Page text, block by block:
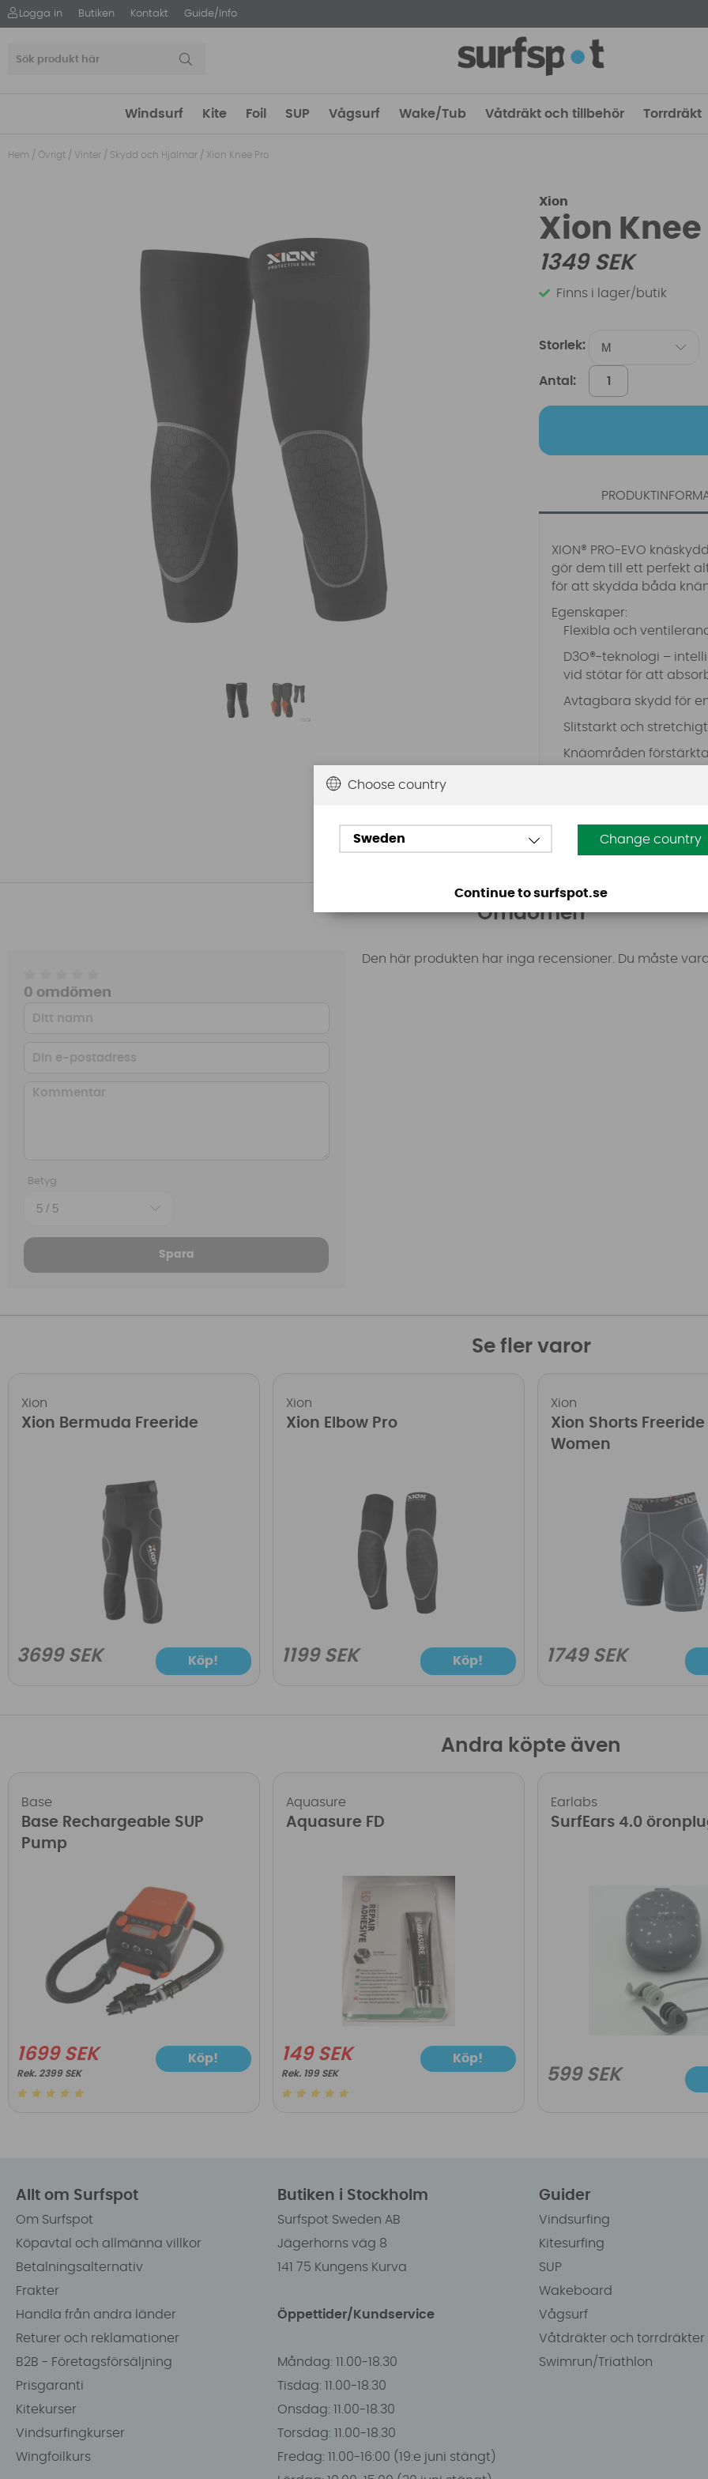
Logga in Butiken Kontakt Guide/Info
Windsurf Kite Foil SUP Vågsurf Wake/Tub Våtdräkt och tillbehör Torrdräkt
Hem / Övrigt / Vinter / Skydd och Hjälmar / Xion Knee Pro
Xion
Xion
1349SEK
Finns i lager/butik
Storlek:
Antal:
XION® PRO-EVO
gör dem till ett perfekt
för att skydda båda
Egenskaper:
Flexibla och
D3O®-teknologi –
vid stötar för att
Avtagbara skydd för
Slitstarkt och
Knäområden
Se Storleksguide
Omdömen
0 omdömen
Betyg
Spara
Den här produkten har inga recensioner. Du måste
Se fler varor
Xion
Xion Bermuda Freeride
3699 SEK Köp!
Xion
Xion Elbow Pro
1199 SEK Köp!
Xion
Xion Shorts Freeride
Women
1749 SEK
Andra köpte även
Base
Base Rechargeable SUP
Pump
1699 SEK
2399 SEK
Köp!
Aquasure
Aquasure FD
149 SEK
199 SEK
Köp!
Earlabs
SurfEars 4.0
599 SEK
Allt om Surfspot
Om Surfspot
Köpavtal och allmänna villkor
Betalningsalternativ
Frakter
Handla från andra länder
Returer och reklamationer
B2B - Företagsförsäljning
Prisgaranti
Kitekurser
Vindsurfingkurser
Wingfoilkurs
Butiken i Stockholm
Surfspot Sweden AB
Jägerhorns väg 8
141 75 Kungens Kurva
Öppettider/Kundservice
Måndag: 11.00-18.30
Tisdag: 11.00-18.30
Onsdag: 11.00-18.30
Torsdag: 11.00-18.30
Fredag: 11.00-16:00 (19:e juni stängt)
Guider
Vindsurfing
Kitesurfing
SUP
Wakeboard
Vågsurf
Våtdräkter och torrdräkter
Swimrun/Triathlon
Choose country
Sweden Change country
Continue to surfspot.se